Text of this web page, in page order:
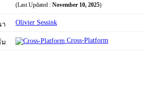
(Last Updated : November 10, 2025)
Olivier Sessink
ม Cross-Platform